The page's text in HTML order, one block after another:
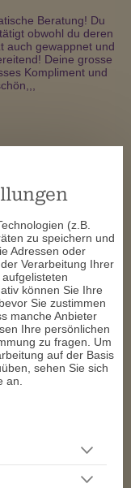
Beratung! Du
obwohl du deren
auch gewappnet und
Deine grosse
Kompliment und
Informationen
einiges konnte ich
eingetroffene
(z.B.
zu speichern und
Adressen oder
Verarbeitung Ihrer
können Sie Ihre
Sie zustimmen
manche Anbieter
Ihre persönlichen
zu fragen. Um
auf der Basis
sehen Sie sich
an.